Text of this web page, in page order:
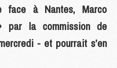
face à Nantes, Marco
la commission de
- et pourrait s’en